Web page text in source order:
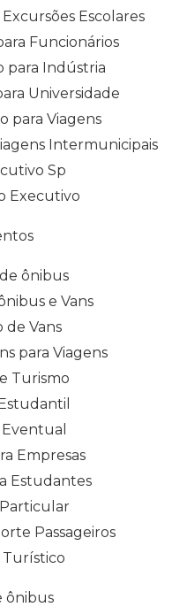
Escolares
Funcionários
para Indústria
Universidade
para Viagens
Intermunicipais
Sp
Executivo
ônibus
e Vans
Vans
para Viagens
Turismo
Empresas
Estudantes
Passageiros
ônibus